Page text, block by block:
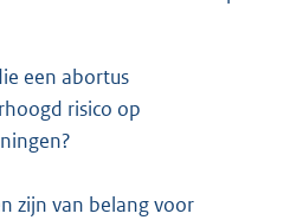
een abortus
risico op
zijn van belang voor